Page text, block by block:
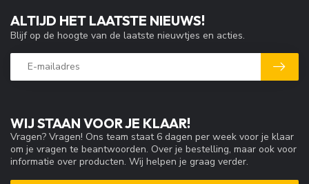
WIJ STAAN VOOR JE KLAAR!
Vragen? Vragen! Ons team staat 6 dagen per week voor je klaar
om je vragen te beantwoorden. Over je bestelling, maar ook voor
informatie over producten. Wij helpen je graag verder.
ALTIJD HET LAATSTE NIEUWS!
Blijf op de hoogte van de laatste nieuwtjes en acties.